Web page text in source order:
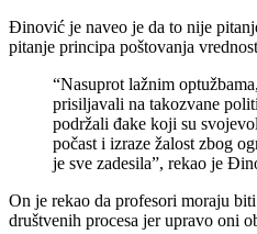
Đinović je naveo je da to nije
pitanje principa poštovanja
“Nasuprot lažnim
prisiljavali na takozvane
podržali đake koji su
počast i izraze žalost zbog
je sve zadesila”, rekao je
On je rekao da profesori moraju
društvenih procesa jer upravo oni